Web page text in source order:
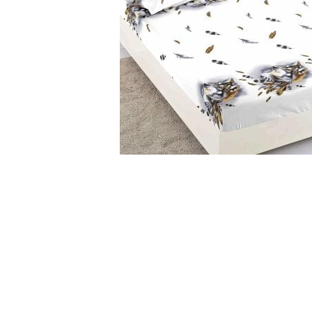
Lenjerii De Pat Creponate
Lenjerii De Pat Bumbac Poplin 2
Lenjerii De Pat Bumbac Poplin,
Lenjerii De Pat Bumbac Satinat 2